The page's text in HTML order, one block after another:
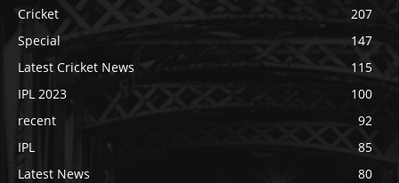
Cricket
207
Special
147
Latest Cricket News
115
IPL 2023
100
recent
92
IPL
85
Latest News
80